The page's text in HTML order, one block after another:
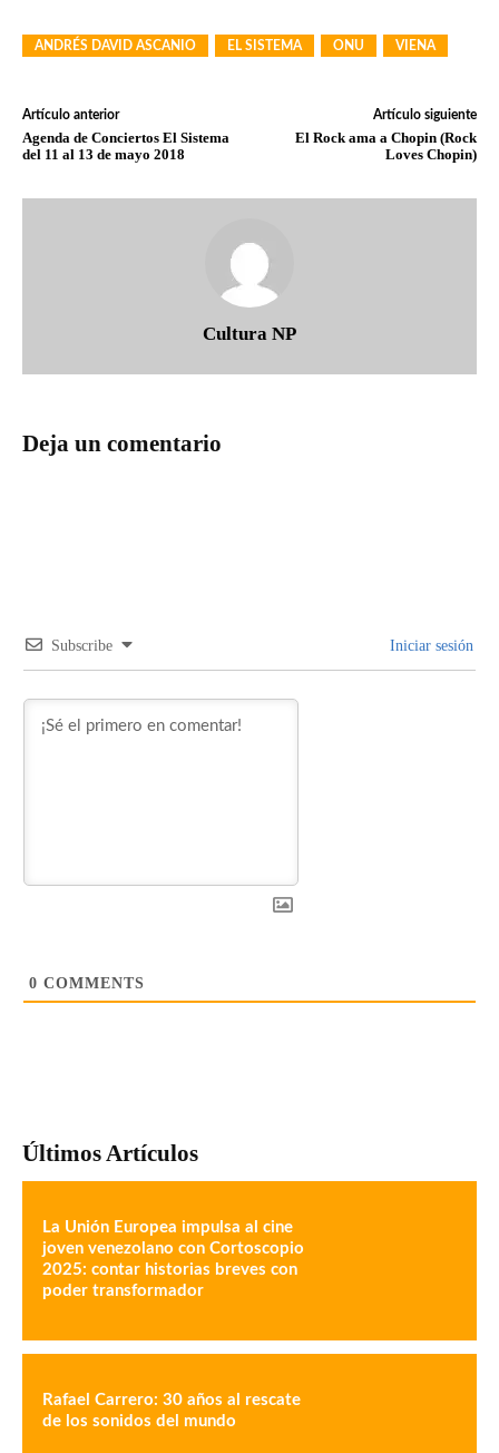
ANDRÉS DAVID ASCANIO EL SISTEMA ONU VIENA
Artículo anterior
Agenda de Conciertos El Sistema
del 11 al 13 de mayo 2018
Artículo siguiente
El Rock ama a Chopin (Rock
Loves Chopin)
Cultura NP
Deja un comentario
Subscribe Iniciar sesión
0 COMMENTS
Últimos Artículos
La Unión Europea impulsa al cine
joven venezolano con Cortoscopio
2025: contar historias breves con
poder transformador
Rafael Carrero: 30 años al rescate
de los sonidos del mundo